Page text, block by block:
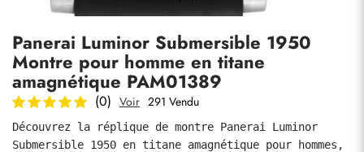
Panerai Luminor Submersible 1950
Montre pour homme en titane
amagnétique PAM01389
(0) Voir 291 Vendu
Découvrez la réplique de montre Panerai Luminor
Submersible 1950 en titane amagnétique pour hommes,
soumettre